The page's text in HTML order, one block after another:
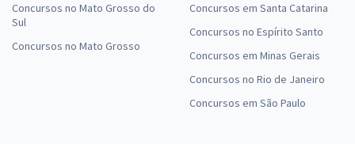
Concursos no Mato Grosso do
Sul
Concursos no Mato Grosso
Concursos em Santa Catarina
Concursos no Espírito Santo
Concursos em Minas Gerais
Concursos no Rio de Janeiro
Concursos em São Paulo